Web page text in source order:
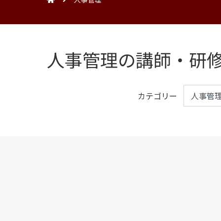
人事管理の講師・研
カテゴリー